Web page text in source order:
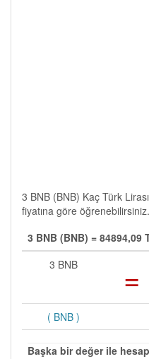
3 BNB (BNB) Kaç Türk
fiyatına göre öğrenebilirsiniz.
3 BNB (BNB) = 84894,09
3 BNB
=
( BNB )
Başka bir değer ile